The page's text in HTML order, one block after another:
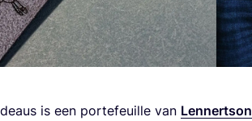
is een por­te­feuil­le van Len­nert­son